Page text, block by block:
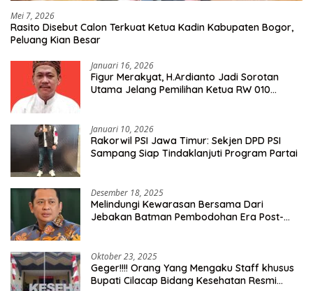
Mei 7, 2026
Rasito Disebut Calon Terkuat Ketua Kadin Kabupaten Bogor,
Peluang Kian Besar
Januari 16, 2026
Figur Merakyat, H.Ardianto Jadi Sorotan
Utama Jelang Pemilihan Ketua RW 010
Januari 10, 2026
Rakorwil PSI Jawa Timur: Sekjen DPD PSI
Sampang Siap Tindaklanjuti Program Partai
Desember 18, 2025
Melindungi Kewarasan Bersama Dari
Jebakan Batman Pembodohan Era Post-
Oktober 23, 2025
Geger!!!! Orang Yang Mengaku Staff khusus
Bupati Cilacap Bidang Kesehatan Resmi